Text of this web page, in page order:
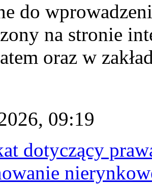
do
na stronie
oraz w
09:19
dotyczący